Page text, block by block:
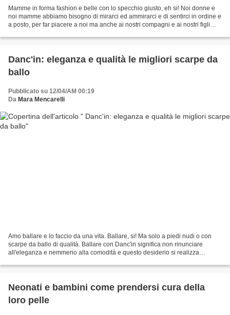
Mamme in forma fashion e belle con lo specchio giusto, eh si! Noi donne e
noi mamme abbiamo bisogno di mirarci ed ammirarci e di sentirci in ordine e
a posto, per far piacere a noi ma anche ai nostri compagni e ai nostri figli
Danc'in: eleganza e qualità le migliori scarpe da
ballo
Pubblicato su 12/04/AM 00:19
Da Mara Mencarelli
Amo ballare e lo faccio da una vita. Ballare, si! Ma solo a piedi nudi o con
scarpe da ballo di qualità. Ballare con Danc'in significa non rinunciare
all'eleganza e nemmeno alla comodità e questo desiderio si realizza
Neonati e bambini come prendersi cura della
loro pelle